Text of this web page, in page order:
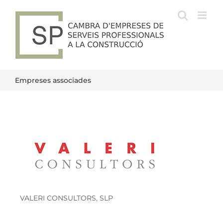
Empreses associades
VALERI CONSULTORS, SLP